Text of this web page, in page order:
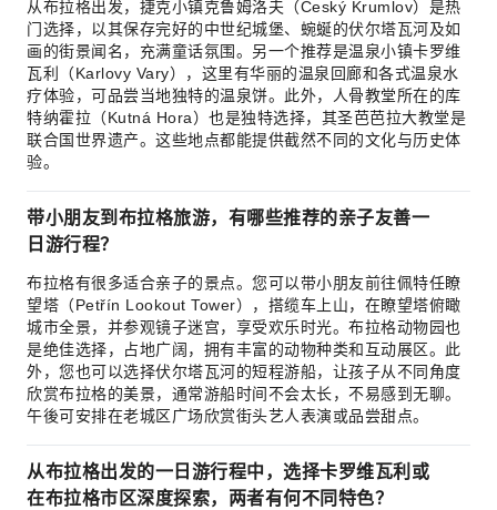
从布拉格出发，捷克小镇克鲁姆洛夫（Český Krumlov）是热
门选择，以其保存完好的中世纪城堡、蜿蜒的伏尔塔瓦河及如
画的街景闻名，充满童话氛围。另一个推荐是温泉小镇卡罗维
瓦利（Karlovy Vary），这里有华丽的温泉回廊和各式温泉水
疗体验，可品尝当地独特的温泉饼。此外，人骨教堂所在的库
特纳霍拉（Kutná Hora）也是独特选择，其圣芭芭拉大教堂是
联合国世界遗产。这些地点都能提供截然不同的文化与历史体
验。
带小朋友到布拉格旅游，有哪些推荐的亲子友善一
日游行程？
布拉格有很多适合亲子的景点。您可以带小朋友前往佩特任瞭
望塔（Petřín Lookout Tower），搭缆车上山，在瞭望塔俯瞰
城市全景，并参观镜子迷宫，享受欢乐时光。布拉格动物园也
是绝佳选择，占地广阔，拥有丰富的动物种类和互动展区。此
外，您也可以选择伏尔塔瓦河的短程游船，让孩子从不同角度
欣赏布拉格的美景，通常游船时间不会太长，不易感到无聊。
午後可安排在老城区广场欣赏街头艺人表演或品尝甜点。
从布拉格出发的一日游行程中，选择卡罗维瓦利或
在布拉格市区深度探索，两者有何不同特色？